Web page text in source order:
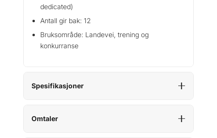
dedicated)
Antall gir bak: 12
Bruksområde: Landevei, trening og
konkurranse
Spesifikasjoner
Omtaler